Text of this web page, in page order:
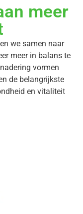
meer
we samen naar
meer in balans te
vormen
de belangrijkste
en vitaliteit